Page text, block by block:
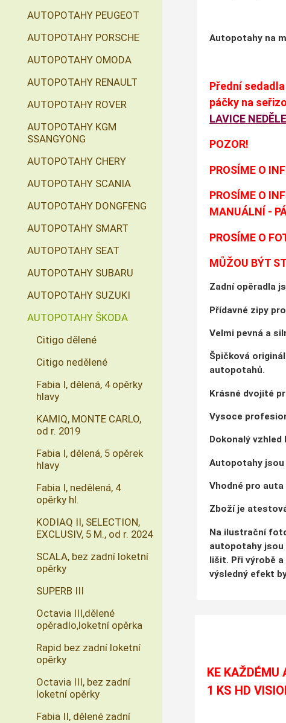
Autopotahy na
Přední
páčky na
LAVICE
POZOR!
PROSÍME O
PROSÍME O
MANUÁLNÍ -
PROSÍME O
MŮŽOU BÝT
Zadní opěradla
Přídavné zipy
Velmi pevná a
Špičková
autopotahů.
Krásné dvojité
Vysoce
Dokonalý
Autopotahy jsou
Vhodné pro
Zboží je
Na ilustrační
autopotahy jsou
lišit. Při výrobě
výsledný efekt
KE KAŽDÉMU
1 KS HD
AUTOPOTAHY PEUGEOT
AUTOPOTAHY PORSCHE
AUTOPOTAHY OMODA
AUTOPOTAHY RENAULT
AUTOPOTAHY ROVER
AUTOPOTAHY KGM
SSANGYONG
AUTOPOTAHY CHERY
AUTOPOTAHY SCANIA
AUTOPOTAHY DONGFENG
AUTOPOTAHY SMART
AUTOPOTAHY SEAT
AUTOPOTAHY SUBARU
AUTOPOTAHY SUZUKI
AUTOPOTAHY ŠKODA
Citigo dělené
Citigo nedělené
Fabia I, dělená, 4 opěrky
hlavy
KAMIQ, MONTE CARLO,
od r. 2019
Fabia I, dělená, 5 opěrek
hlavy
Fabia I, nedělená, 4
opěrky hl.
KODIAQ II, SELECTION,
EXCLUSIV, 5 M., od r. 2024
SCALA, bez zadní loketní
opěrky
SUPERB III
Octavia III,dělené
opěradlo,loketní opěrka
Rapid bez zadní loketní
opěrky
Octavia III, bez zadní
loketní opěrky
Fabia II, dělené zadní